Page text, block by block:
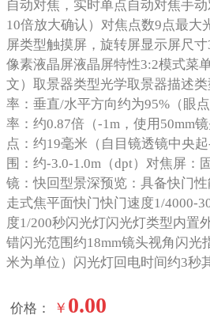
自动对焦，实时单点自动对焦手动
10倍放大确认）对焦点数9点最大
屏类型触摸屏，旋转屏显示屏尺
像素液晶屏液晶屏特性3:2模式菜
文）取景器类型光学取景器描述
率：垂直/水平方向约为95%（眼
率：约0.87倍（-1m，使用50mm
点：约19毫米（自目镜透镜中央
围：约-3.0-1.0m（dpt）对焦屏：
镜：快回型景深预览：具备快门
走式焦平面快门快门速度1/4000-
度1/200秒闪光灯闪光灯类型内置
错闪光范围约18mm镜头视角闪光
米为单位）闪光灯回电时间约3秒
价格： ￥ 0.00